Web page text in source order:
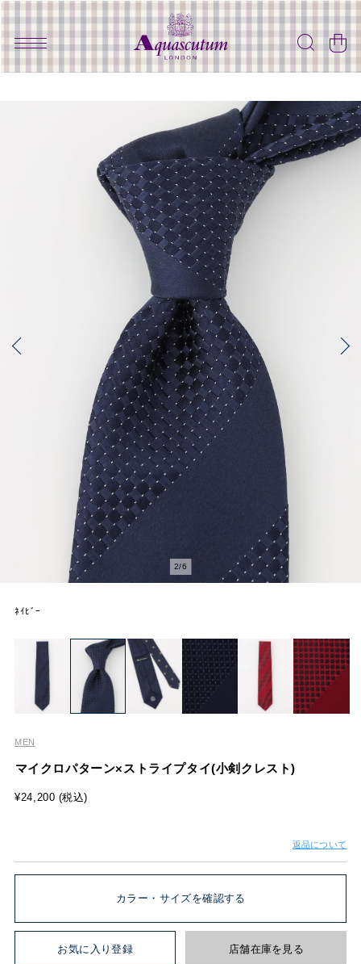
2/6
ﾈｲﾋﾞｰ
MEN
マイクロパターン×ストライプタイ(小剣クレスト)
¥24,200 (税込)
返品について
カラー・サイズを確認する
お気に入り登録 店舗在庫を見る